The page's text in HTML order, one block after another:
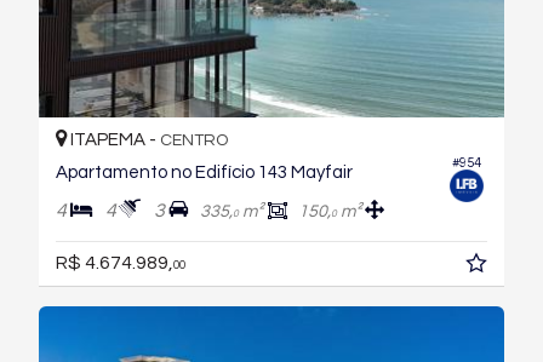
#954
ITAPEMA - CENTRO
Apartamento no Edifício 143 Mayfair
4 4 3 335,0m² 150,0m²
R$ 4.674.989, 00